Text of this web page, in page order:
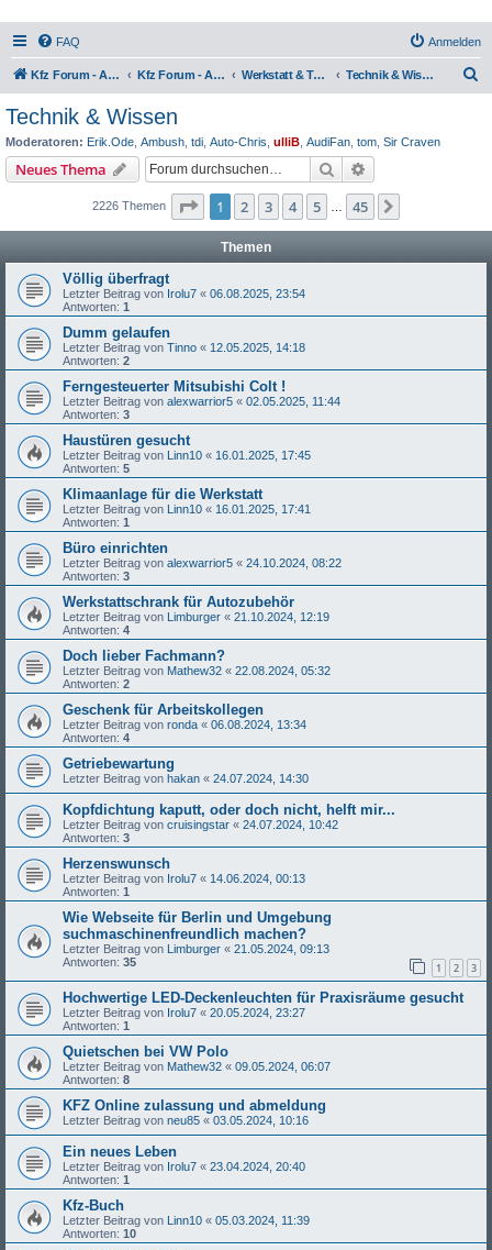
FAQ Anmelden
Kfz Forum - Auto, Motorrad und LKW Kfz Forum - Auto, Motorrad und LKW Werkstatt & Technik Technik & Wissen
Technik & Wissen
Moderatoren: Erik.Ode Ambush tdi Auto-Chris ulliB AudiFan tom Sir Craven
Neues Thema Suche
2226 Themen Seite 1von 45
1 2 3 4 5 45
Themen
Völlig überfragt
Letzter Beitrag von Irolu7 « 06.08.2025, 23:54
Antworten: 1
Dumm gelaufen
Letzter Beitrag von Tinno « 12.05.2025, 14:18
Antworten: 2
Ferngesteuerter Mitsubishi Colt !
Letzter Beitrag von alexwarrior5 « 02.05.2025, 11:44
Antworten: 3
Haustüren gesucht
Letzter Beitrag von Linn10 « 16.01.2025, 17:45
Antworten: 5
Klimaanlage für die Werkstatt
Letzter Beitrag von Linn10 « 16.01.2025, 17:41
Antworten: 1
Büro einrichten
Letzter Beitrag von alexwarrior5 « 24.10.2024, 08:22
Antworten: 3
Werkstattschrank für Autozubehör
Letzter Beitrag von Limburger « 21.10.2024, 12:19
Antworten: 4
Doch lieber Fachmann?
Letzter Beitrag von Mathew32 « 22.08.2024, 05:32
Antworten: 2
Geschenk für Arbeitskollegen
Letzter Beitrag von ronda « 06.08.2024, 13:34
Antworten: 4
Getriebewartung
Letzter Beitrag von hakan « 24.07.2024, 14:30
Kopfdichtung kaputt, oder doch nicht, helft mir...
Letzter Beitrag von cruisingstar « 24.07.2024, 10:42
Antworten: 3
Herzenswunsch
Letzter Beitrag von Irolu7 « 14.06.2024, 00:13
Antworten: 1
Wie Webseite für Berlin und Umgebung
suchmaschinenfreundlich machen?
Letzter Beitrag von Limburger « 21.05.2024, 09:13
Antworten: 35 1 2 3
Hochwertige LED-Deckenleuchten für Praxisräume gesucht
Letzter Beitrag von Irolu7 « 20.05.2024, 23:27
Antworten: 1
Quietschen bei VW Polo
Letzter Beitrag von Mathew32 « 09.05.2024, 06:07
Antworten: 8
KFZ Online zulassung und abmeldung
Letzter Beitrag von neu85 « 03.05.2024, 10:16
Ein neues Leben
Letzter Beitrag von Irolu7 « 23.04.2024, 20:40
Antworten: 1
Kfz-Buch
Letzter Beitrag von Linn10 « 05.03.2024, 11:39
Antworten: 10